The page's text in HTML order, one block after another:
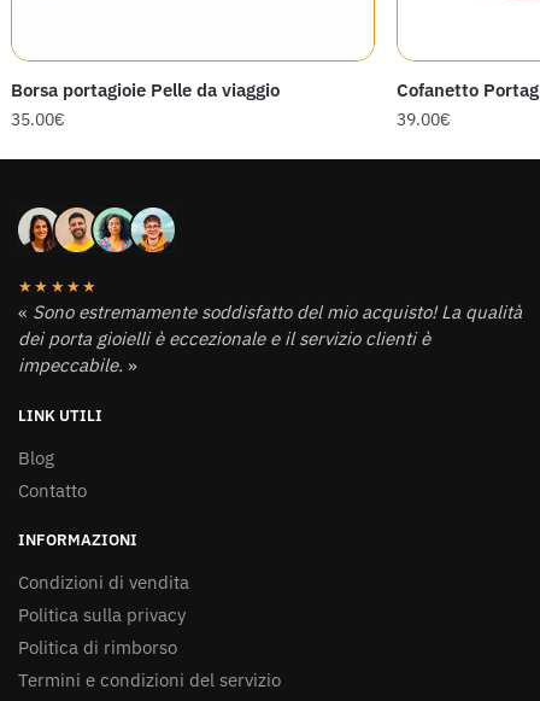
Borsa portagioie Pelle da viaggio
35.00€
Cofanetto
39.00€
★★★★★
« Sono estremamente soddisfatto del mio acquisto! La qualità
dei porta gioielli è eccezionale e il servizio clienti è
impeccabile. »
LINK UTILI
Blog
Contatto
INFORMAZIONI
Condizioni di vendita
Politica sulla privacy
Politica di rimborso
Termini e condizioni del servizio